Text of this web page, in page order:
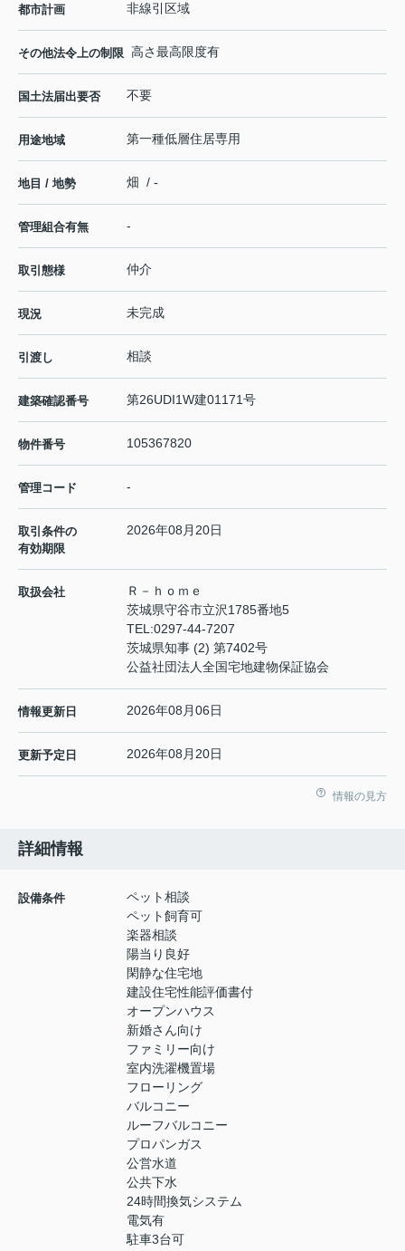
都市計画 非線引区域
その他法令上の制限 高さ最高限度有
国土法届出要否 不要
用途地域 第一種低層住居専用
地目 / 地勢 畑 / -
管理組合有無 -
取引態様 仲介
現況 未完成
引渡し 相談
建築確認番号 第26UDI1W建01171号
物件番号 105367820
管理コード -
取引条件の
有効期限
2026年08月20日
取扱会社
Ｒ－ｈｏｍｅ
茨城県守谷市立沢1785番地5
TEL:0297-44-7207
茨城県知事 (2) 第7402号
公益社団法人全国宅地建物保証協会
情報更新日 2026年08月06日
更新予定日 2026年08月20日
情報の見方
詳細情報
設備条件
ペット相談
ペット飼育可
楽器相談
陽当り良好
閑静な住宅地
建設住宅性能評価書付
オープンハウス
新婚さん向け
ファミリー向け
室内洗濯機置場
フローリング
バルコニー
ルーフバルコニー
プロパンガス
公営水道
公共下水
24時間換気システム
電気有
駐車3台可